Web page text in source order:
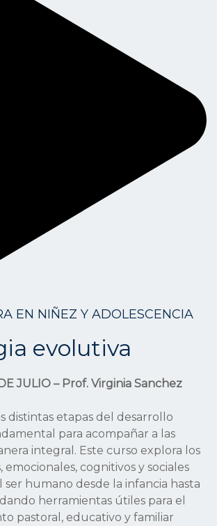
EN NIÑEZ Y ADOLESCENCIA
evolutiva
JULIO – Prof. Virginia Sanchez
distintas etapas del desarrollo
para acompañar a las
integral. Este curso explora los
emocionales, cognitivos y sociales
ser humano desde la infancia hasta
herramientas útiles para el
pastoral, educativo y familiar